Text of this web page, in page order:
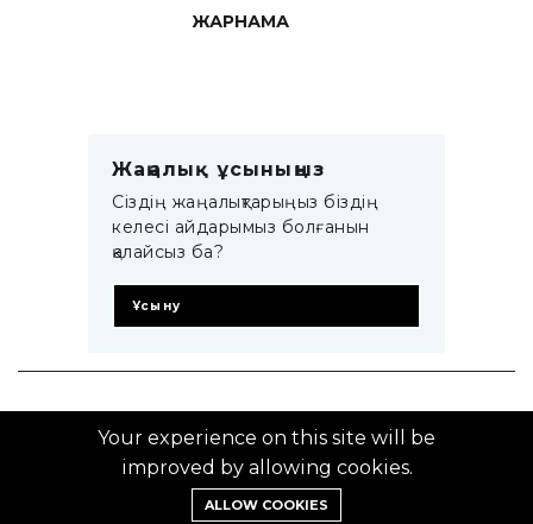
ЖАРНАМА
Жаңалық ұсыныңыз
Сіздің жаңалықтарыңыз біздің
келесі айдарымыз болғанын
қалайсыз ба?
Ұсыну
© 2014–2025 ZTB.KZ
Your experience on this site will be
improved by allowing cookies.
ALLOW COOKIES